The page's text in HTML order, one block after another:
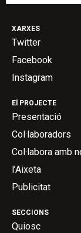
SECCIONS
Quiosc
El PROJECTE
Presentació
Col·laboradors
Col·labora amb
l’Aixeta
Publicitat
XARXES
Twitter
Facebook
Instagram